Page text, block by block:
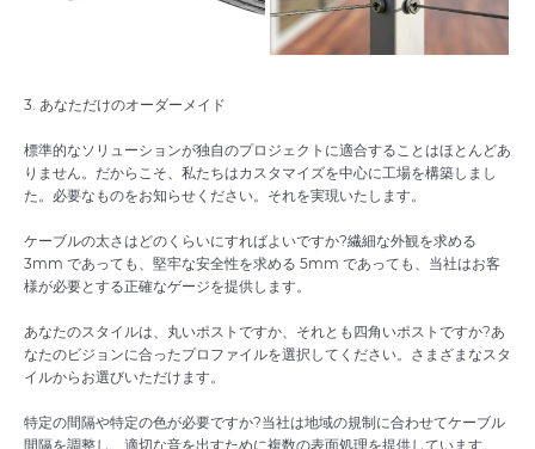
3. あなただけのオーダーメイド
標準的なソリューションが独自のプロジェクトに適合することはほとんどあ
りません。だからこそ、私たちはカスタマイズを中心に工場を構築しまし
た。必要なものをお知らせください。それを実現いたします。
ケーブルの太さはどのくらいにすればよいですか?繊細な外観を求める
3mm であっても、堅牢な安全性を求める 5mm であっても、当社はお客
様が必要とする正確なゲージを提供します。
あなたのスタイルは、丸いポストですか、それとも四角いポストですか?あ
なたのビジョンに合ったプロファイルを選択してください。さまざまなスタ
イルからお選びいただけます。
特定の間隔や特定の色が必要ですか?当社は地域の規制に合わせてケーブル
間隔を調整し、適切な音を出すために複数の表面処理を提供しています。